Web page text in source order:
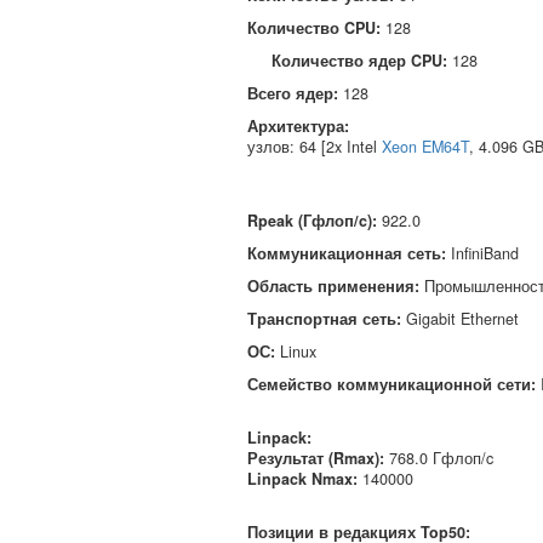
Количество CPU: 128
Количество ядер CPU: 128
Всего ядер: 128
Архитектура:
узлов: 64 [2x Intel Xeon EM64T, 4.096
Rpeak (Гфлоп/c): 922.0
Коммуникационная сеть: InfiniBand
Область применения:
Транспортная сеть: Gigabit Ethernet
ОС: Linux
Семейство коммуникационной сети:
Linpack:
Результат (Rmax): 768.0 Гфлоп/c
Linpack Nmax: 140000
Позиции в редакциях Top50: